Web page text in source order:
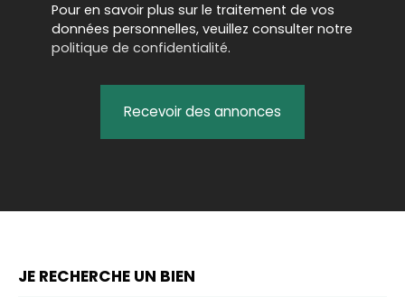
Pour en savoir plus sur le traitement de vos
données personnelles, veuillez consulter notre
politique de confidentialité.
Recevoir des annonces
JE RECHERCHE UN BIEN